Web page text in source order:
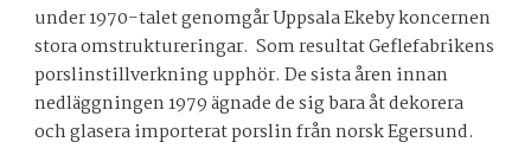
under 1970-talet genomgår Uppsala Ekeby koncernen
stora omstruktureringar. Som resultat Geflefabrikens
porslinstillverkning upphör. De sista åren innan
nedläggningen 1979 ägnade de sig bara åt dekorera
och glasera importerat porslin från norsk Egersund.